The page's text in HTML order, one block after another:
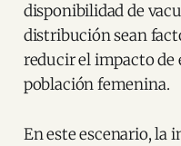
disponibilidad de
distribución sean
reducir el impacto de
población femenina.
En este escenario, la